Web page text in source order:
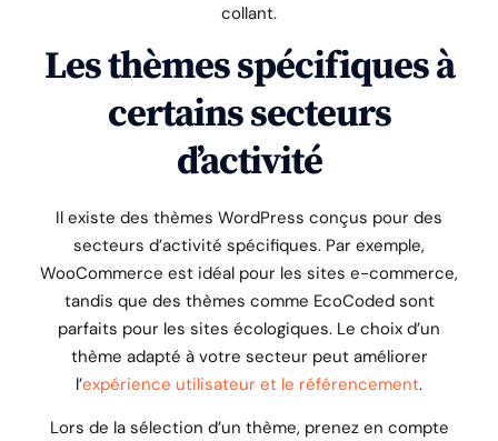
collant.
Les thèmes spécifiques à
certains secteurs
d’activité
Il existe des thèmes WordPress conçus pour des
secteurs d’activité spécifiques. Par exemple,
WooCommerce est idéal pour les sites e-commerce,
tandis que des thèmes comme EcoCoded sont
parfaits pour les sites écologiques. Le choix d’un
thème adapté à votre secteur peut améliorer
l’expérience utilisateur et le référencement.
Lors de la sélection d’un thème, prenez en compte